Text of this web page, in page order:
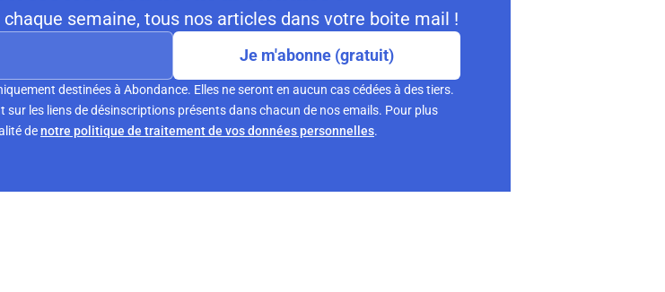
semaine, tous nos articles dans votre boite mail !
Je m'abonne (gratuit)
destinées à Abondance. Elles ne seront en aucun cas cédées à des tiers.
les liens de désinscriptions présents dans chacun de nos emails. Pour plus
denotre politique de traitement de vos données personnelles.